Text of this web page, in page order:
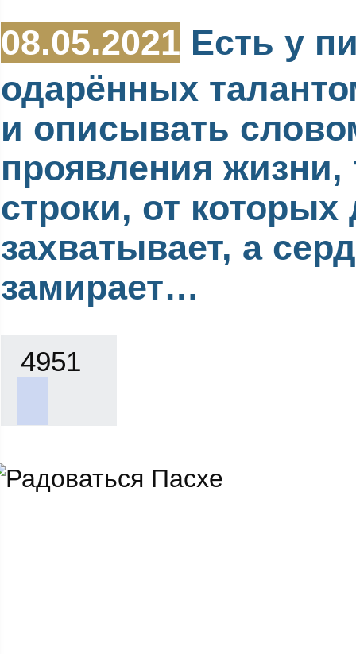
08.05.2021 Есть у
одарённых
и описывать
проявления жизни,
строки, от которых
захватывает, а
замирает…
4951